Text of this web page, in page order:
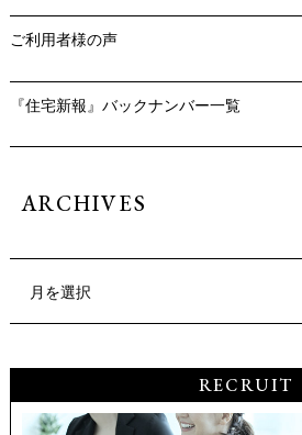
ご利用者様の声
『住宅新報』バックナンバー一覧
ARCHIVES
月を選択
RECRUIT